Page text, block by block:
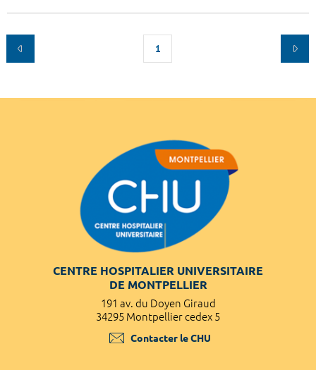
1
CENTRE HOSPITALIER UNIVERSITAIRE
DE MONTPELLIER
191 av. du Doyen Giraud
34295 Montpellier cedex 5
Contacter le CHU